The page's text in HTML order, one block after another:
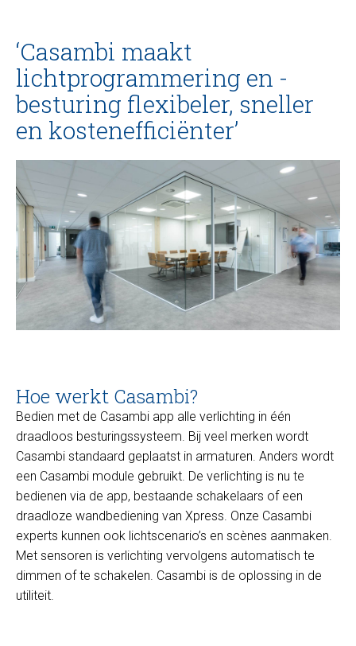
‘Casambi maakt
lichtprogrammering en -
besturing flexibeler, sneller
en kostenefficiënter’
Hoe werkt Casambi?
Bedien met de Casambi app alle verlichting in één
draadloos besturingssysteem. Bij veel merken wordt
Casambi standaard geplaatst in armaturen. Anders wordt
een Casambi module gebruikt. De verlichting is nu te
bedienen via de app, bestaande schakelaars of een
draadloze wandbediening van Xpress. Onze Casambi
experts kunnen ook lichtscenario’s en scènes aanmaken.
Met sensoren is verlichting vervolgens automatisch te
dimmen of te schakelen. Casambi is de oplossing in de
utiliteit.